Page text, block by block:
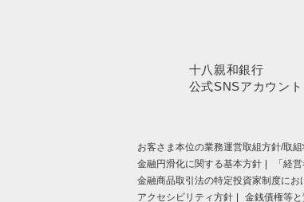
十八親和銀行
公式SNSアカウント
お客さま本位の業務運営取組⽅針/取組
金融円滑化に関する基本方針
「経
金融商品取引法の特定投資家制度に
アクセシビリティ方針
金銭債権等